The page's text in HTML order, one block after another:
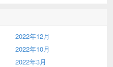
2022年12月
2022年10月
2022年3月